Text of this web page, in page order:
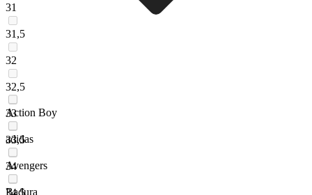
31
31,5
32
32,5
33
33,5
34
34,5
Action Boy
adidas
Avengers
Badura